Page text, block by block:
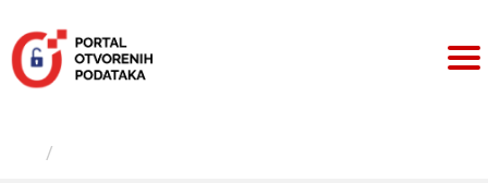
sadržaj